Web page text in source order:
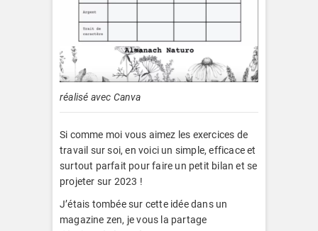
réalisé avec Canva
Si comme moi vous aimez les exercices de
travail sur soi, en voici un simple, efficace et
surtout parfait pour faire un petit bilan et se
projeter sur 2023 !
J’étais tombée sur cette idée dans un
magazine zen, je vous la partage